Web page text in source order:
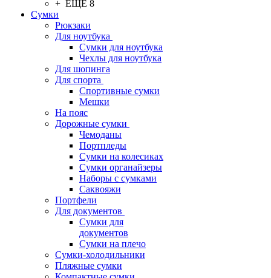
+ ЕЩЕ 8
Сумки
Рюкзаки
Для ноутбука
Сумки для ноутбука
Чехлы для ноутбука
Для шопинга
Для спорта
Спортивные сумки
Мешки
На пояс
Дорожные сумки
Чемоданы
Портпледы
Сумки на колесиках
Сумки органайзеры
Наборы с сумками
Саквояжи
Портфели
Для документов
Сумки для
документов
Сумки на плечо
Сумки-холодильники
Пляжные сумки